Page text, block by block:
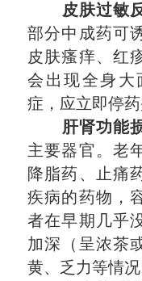
皮肤过敏
部分中成药可
皮肤瘙痒、红
会出现全身大
症，应立即停药
肝肾功能
主要器官。老
降脂药、止痛
疾病的药物，
者在早期几乎
加深（呈浓茶
黄、乏力等情